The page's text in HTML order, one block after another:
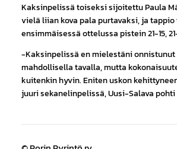
Kaksinpelissä toiseksi sijoitettu Paula
vielä liian kova pala purtavaksi, ja
ensimmäisessä ottelussa pistein 21-15,
-Kaksinpelissä en mielestäni
mahdollisella tavalla, mutta
kuitenkin hyvin. Eniten uskon
juuri sekanelinpelissä, Uusi-Salava